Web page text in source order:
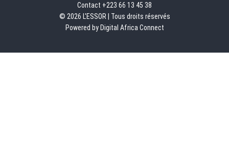
Contact +223 66 13 45 38
© 2026 L'ESSOR | Tous droits réservés
Powered by Digital Africa Connect